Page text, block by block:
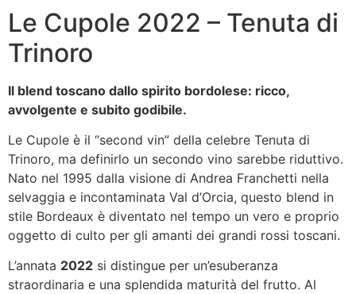
Le Cupole 2022 – Tenuta di
Trinoro
Il blend toscano dallo spirito bordolese: ricco,
avvolgente e subito godibile.
Le Cupole è il “second vin” della celebre Tenuta di
Trinoro, ma definirlo un secondo vino sarebbe riduttivo.
Nato nel 1995 dalla visione di Andrea Franchetti nella
selvaggia e incontaminata Val d’Orcia, questo blend in
stile Bordeaux è diventato nel tempo un vero e proprio
oggetto di culto per gli amanti dei grandi rossi toscani.
L’annata 2022 si distingue per un’esuberanza
straordinaria e una splendida maturità del frutto. Al